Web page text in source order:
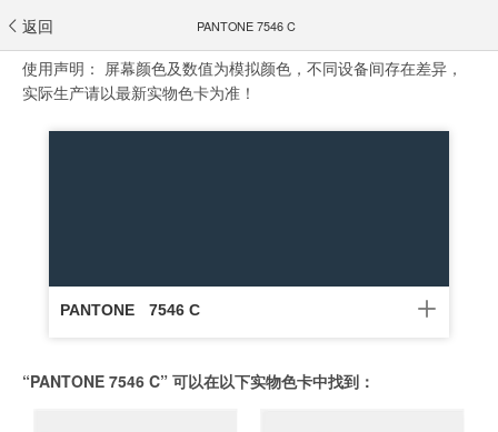
返回 PANTONE 7546 C
使用声明： 屏幕颜色及数值为模拟颜色，不同设备间存在差异，
实际生产请以最新实物色卡为准！
PANTONE 7546 C
“PANTONE 7546 C” 可以在以下实物色卡中找到：